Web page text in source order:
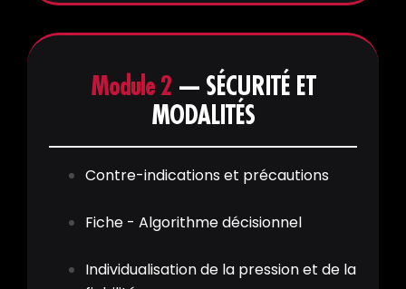
Module 2 — SÉCURITÉ ET
MODALITÉS
Contre-indications et précautions
Fiche - Algorithme décisionnel
Individualisation de la pression et de la